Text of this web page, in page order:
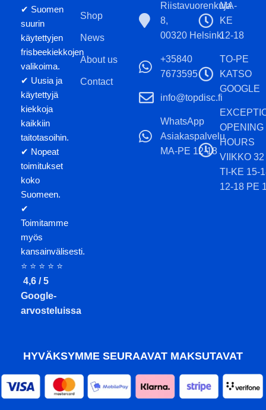
✔ Suomen
suurin
käytettyjen
frisbeekiekkojen
valikoima.
✔ Uusia ja
käytettyjä
kiekkoja
kaikkiin
taitotasoihin.
✔ Nopeat
toimitukset
koko
Suomeen.
✔
Toimitamme
myös
kansainvälisesti.
⭐ ⭐ ⭐ ⭐ ⭐
4,6 / 5
Google-
arvosteluissa
Shop
News
About us
Contact
Riistavuorenkuja
8,
00320 Helsinki
+35840
7673595
info@topdisc.fi
WhatsApp
Asiakaspalvelu
MA-PE 12-18
MA-
KE
12-18
TO-PE
KATSO
GOOGLE
OPENING
HOURS
VIIKKO 32
TI-KE 15-
12-18 PE
HYVÄKSYMME SEURAAVAT MAKSUTAVAT